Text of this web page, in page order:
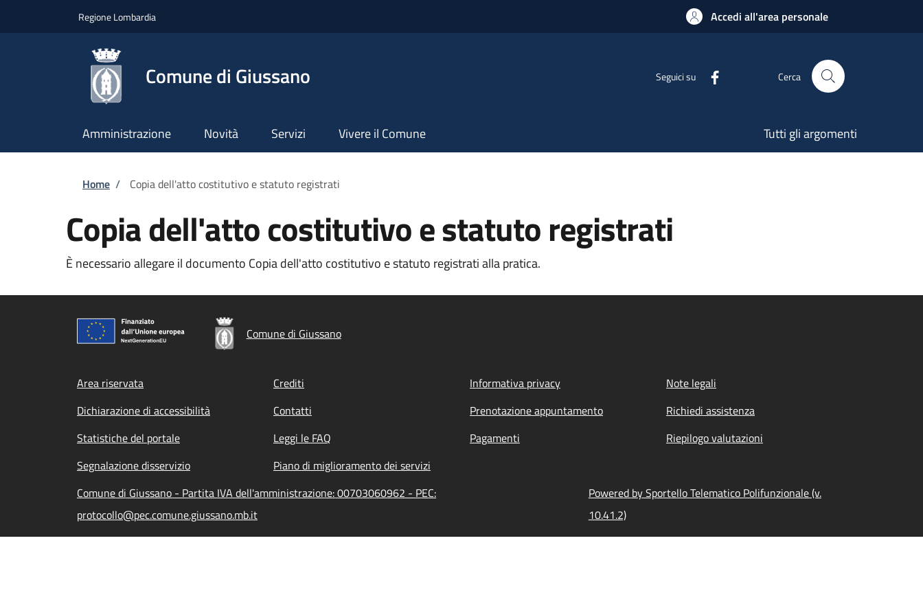
Regione Lombardia Accedi all'area personale
Comune di Giussano Seguici su Cerca
Amministrazione Novità Servizi Vivere il Comune Tutti gli argomenti
Briciole di pane
Home / Copia dell'atto costitutivo e statuto registrati
Copia dell'atto costitutivo e statuto registrati
È necessario allegare il documento Copia dell'atto costitutivo e statuto registrati alla pratica.
Comune di Giussano
Footer menu
Area riservata Crediti Informativa privacy
Note legali
Dichiarazione di accessibilità
Contatti Prenotazione appuntamento
Richiedi assistenza
Statistiche del portale
Leggi le FAQ Pagamenti
Riepilogo valutazioni
Segnalazione disservizio
Piano di miglioramento dei servizi
Comune di Giussano - Partita IVA dell'amministrazione: 00703060962 - PEC:
protocollo@pec.comune.giussano.mb.it
Powered by Sportello Telematico Polifunzionale (v.
10.41.2)